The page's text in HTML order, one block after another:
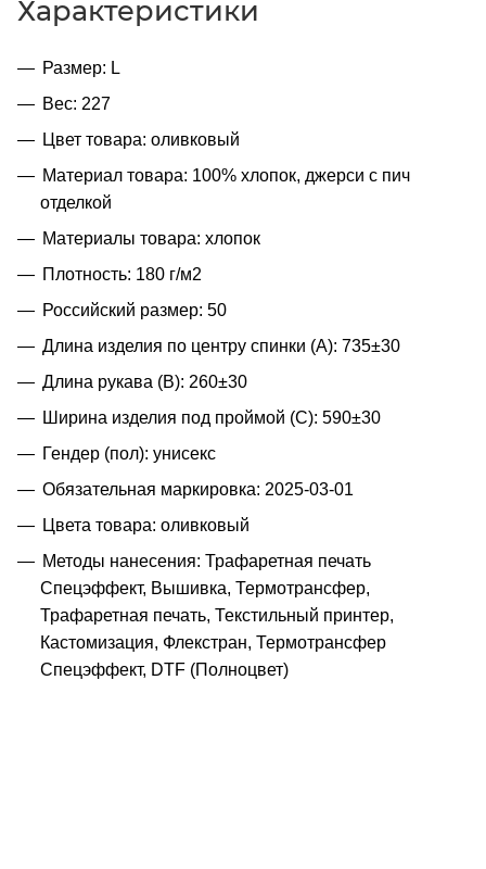
Характеристики
Размер: L
Вес: 227
Цвет товара: оливковый
Материал товара: 100% хлопок, джерси с пич
отделкой
Материалы товара: хлопок
Плотность: 180 г/м2
Российский размер: 50
Длина изделия по центру спинки (A): 735±30
Длина рукава (B): 260±30
Ширина изделия под проймой (С): 590±30
Гендер (пол): унисекс
Обязательная маркировка: 2025-03-01
Цвета товара: оливковый
Методы нанесения: Трафаретная печать
Спецэффект, Вышивка, Термотрансфер,
Трафаретная печать, Текстильный принтер,
Кастомизация, Флекстран, Термотрансфер
Спецэффект, DTF (Полноцвет)